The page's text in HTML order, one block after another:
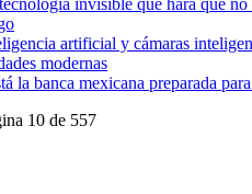
artificial y cámaras
modernas
la banca mexicana preparada
10 de 557